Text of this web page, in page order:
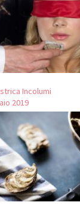
Incolumi
2019